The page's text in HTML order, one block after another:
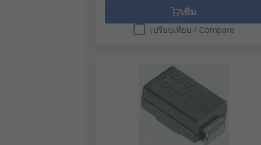
เพิ่ม
เปรียบเทียบ / Compare